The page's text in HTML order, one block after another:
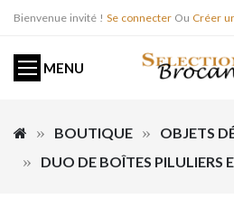
Bienvenue invité ! Se connecter Ou Créer
MENU
BOUTIQUE OBJETS
DUO DE BOÎTES PILULIERS